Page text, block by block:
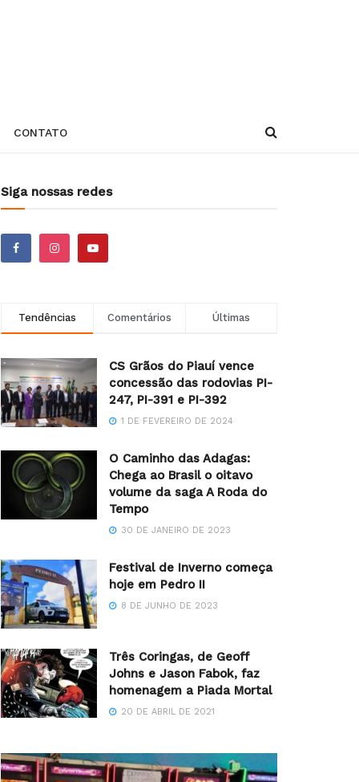
CONTATO
Siga nossas redes
Tendências Comentários Últimas
CS Grãos do Piauí vence
concessão das rodovias PI-
247, PI-391 e PI-392
1 DE FEVEREIRO DE 2024
O Caminho das Adagas:
Chega ao Brasil o oitavo
volume da saga A Roda do
Tempo
30 DE JANEIRO DE 2023
Festival de Inverno começa
hoje em Pedro II
8 DE JUNHO DE 2023
Três Coringas, de Geoff
Johns e Jason Fabok, faz
homenagem a Piada Mortal
20 DE ABRIL DE 2021